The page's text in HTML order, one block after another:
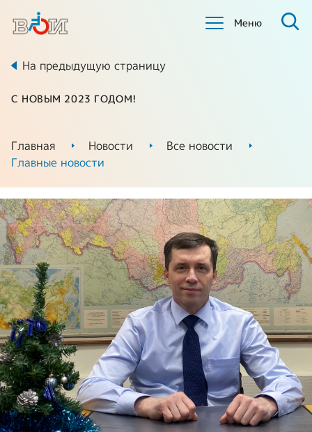
Меню
На предыдущую страницу
С НОВЫМ 2023 ГОДОМ!
Главная Новости
Все новости
Главные новости